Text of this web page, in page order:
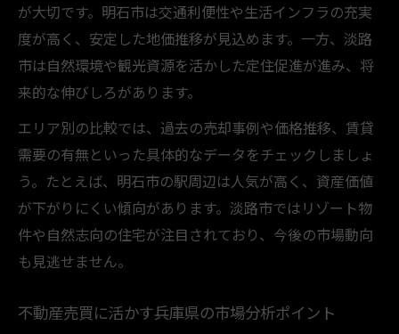
が大切です。明石市は交通利便性や生活インフラの充実
度が高く、安定した地価推移が見込めます。一方、淡路
市は自然環境や観光資源を活かした定住促進が進み、将
来的な伸びしろがあります。
エリア別の比較では、過去の売却事例や価格推移、賃貸
需要の有無といった具体的なデータをチェックしましょ
う。たとえば、明石市の駅周辺は人気が高く、資産価値
が下がりにくい傾向があります。淡路市ではリゾート物
件や自然志向の住宅が注目されており、今後の市場動向
も見逃せません。
不動産売買に活かす兵庫県の市場分析ポイント